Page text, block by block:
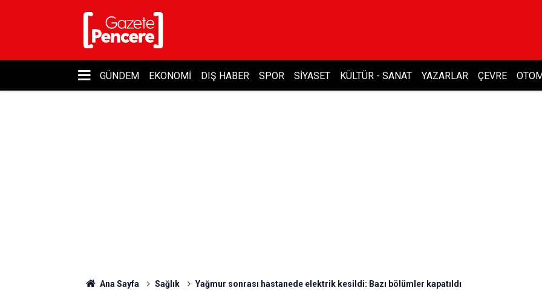
GÜNDEM EKONOMI DIŞ HABER SPOR SIYASET KÜLTÜR - SANAT YAZARLAR ÇEVRE
Ana Sayfa Sağlık Yağmur sonrası hastanede elektrik kesildi: Bazı bölümler kapatıldı